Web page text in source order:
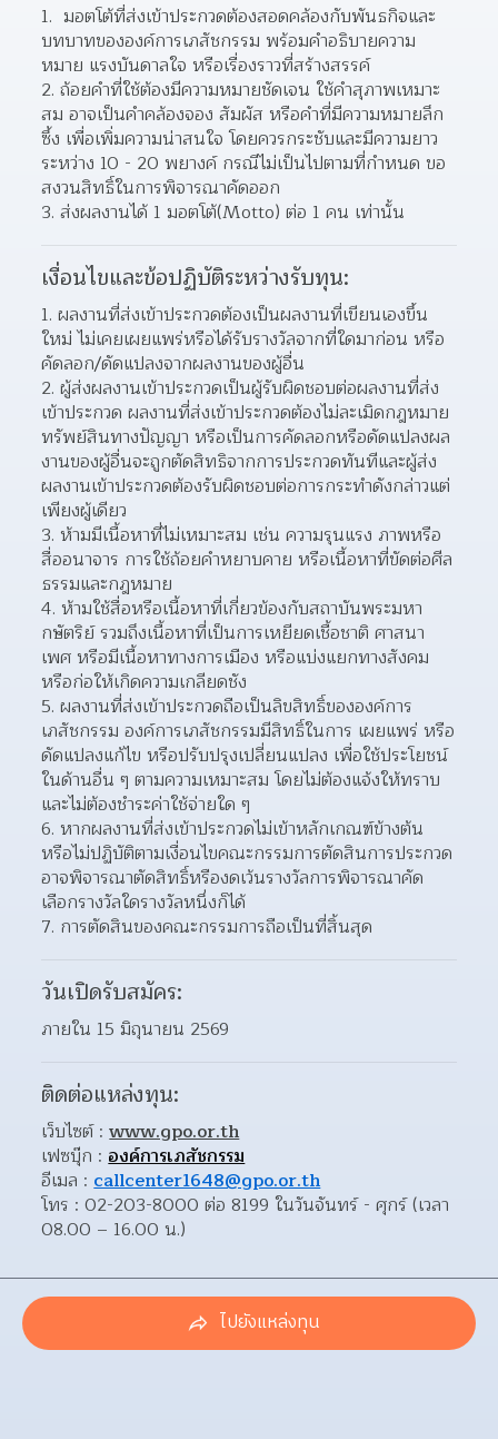
มอตโต้ที่ส่งเข้าประกวดต้องสอดคล้องกับพันธกิจและ
บทบาทขององค์การเภสัชกรรม พร้อมคําอธิบายความ
หมาย แรงบันดาลใจ หรือเรื่องราวที่สร้างสรรค์
ถ้อยคําที่ใช้ต้องมีความหมายชัดเจน ใช้คําสุภาพเหมาะ
สม อาจเป็นคําคล้องจอง สัมผัส หรือคําที่มีความหมายลึก
ซึ้ง เพื่อเพิ่มความน่าสนใจ โดยควรกระชับและมีความยาว
ระหว่าง 10 - 20 พยางค์ กรณีไม่เป็นไปตามที่กําหนด ขอ
สงวนสิทธิ์ในการพิจารณาคัดออก
ส่งผลงานได้ 1 มอตโต้(Motto) ต่อ 1 คน เท่านั้น
เงื่อนไขและข้อปฏิบัติระหว่างรับทุน:
ผลงานที่ส่งเข้าประกวดต้องเป็นผลงานที่เขียนเองขึ้น
ใหม่ ไม่เคยเผยแพร่หรือได้รับรางวัลจากที่ใดมาก่อน หรือ
คัดลอก/ดัดแปลงจากผลงานของผู้อื่น
ผู้ส่งผลงานเข้าประกวดเป็นผู้รับผิดชอบต่อผลงานที่ส่ง
เข้าประกวด ผลงานที่ส่งเข้าประกวดต้องไม่ละเมิดกฎหมาย
ทรัพย์สินทางปัญญา หรือเป็นการคัดลอกหรือดัดแปลงผล
งานของผู้อื่นจะถูกตัดสิทธิจากการประกวดทันทีและผู้ส่ง
ผลงานเข้าประกวดต้องรับผิดชอบต่อการกระทําดังกล่าวแต่
เพียงผู้เดียว
ห้ามมีเนื้อหาที่ไม่เหมาะสม เช่น ความรุนแรง ภาพหรือ
สื่ออนาจาร การใช้ถ้อยคําหยาบคาย หรือเนื้อหาที่ขัดต่อศีล
ธรรมและกฎหมาย
ห้ามใช้สื่อหรือเนื้อหาที่เกี่ยวข้องกับสถาบันพระมหา
กษัตริย์ รวมถึงเนื้อหาที่เป็นการเหยียดเชื้อชาติ ศาสนา
เพศ หรือมีเนื้อหาทางการเมือง หรือแบ่งแยกทางสังคม
หรือก่อให้เกิดความเกลียดชัง
ผลงานที่ส่งเข้าประกวดถือเป็นลิขสิทธิ์ขององค์การ
เภสัชกรรม องค์การเภสัชกรรมมีสิทธิ์ในการ เผยแพร่ หรือ
ดัดแปลงแก้ไข หรือปรับปรุงเปลี่ยนแปลง เพื่อใช้ประโยชน์
ในด้านอื่น ๆ ตามความเหมาะสม โดยไม่ต้องแจ้งให้ทราบ
และไม่ต้องชําระค่าใช้จ่ายใด ๆ
หากผลงานที่ส่งเข้าประกวดไม่เข้าหลักเกณฑ์ข้างต้น
หรือไม่ปฏิบัติตามเงื่อนไขคณะกรรมการตัดสินการประกวด
อาจพิจารณาตัดสิทธิ์หรืองดเว้นรางวัลการพิจารณาคัด
เลือกรางวัลใดรางวัลหนึ่งก็ได้
การตัดสินของคณะกรรมการถือเป็นที่สิ้นสุด
วันเปิดรับสมัคร:
ภายใน 15 มิถุนายน 2569
ติดต่อแหล่งทุน:
เว็บไซต์ : www.gpo.or.th
เฟซบุ๊ก : องค์การเภสัชกรรม
อีเมล : callcenter1648@gpo.or.th
โทร : 02-203-8000 ต่อ 8199 ในวันจันทร์ - ศุกร์ (เวลา
08.00 – 16.00 น.)
ไปยังแหล่งทุน